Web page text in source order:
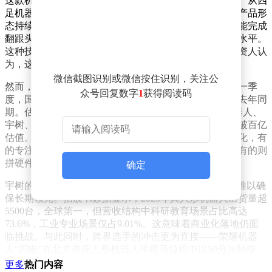
足机器人到人形机器人，再到如今的载人机甲，宇树的产品形
态持续进化。其核心优势在于运动控制技术——机器人能完成
翻跟头、格斗等复杂动作，动态平衡能力达到国际领先水平。
这种技术积累正被逐步应用到外骨骼等新场景中，有投资人认
为，这可能代表人机结合领域的新方向。
然而，机器人赛道的竞争已进入白热化阶段。2026年第一季
度，国内具身智能领域融资额达200亿至300亿元，远超去年同
期。估值榜单显示，银河通用以210亿元领跑，智元机器人、
宇树、乐聚机器人分列二至四位，千寻智能等企业也突破百亿
估值。这些企业策略各异：有的通过车企订单推进商业化，有
的专注技术壁垒等待市场爆发，有的押注通用大模型，有的则
拼硬件成本。
宇树的运动控制能力虽获行业认可，但仅靠“身体”优势难以确
保长期领先。招股书数据显示，2025年其人形机器人出货量超
5500台，全球第一，但营收结构中科研教育场景占比高达
73.6%，工业专业场景仅占9.01%。这意味着商业化落地仍面
临挑战。与此同时，跨界选手的冲击更为直接——荣耀机器
冠，比人类世界纪录快近7分钟，展现出惊人的追赶速度。
微信截图识别或微信按住识别，关注公
众号回复数字1获得阅读码
确定
更多热门内容